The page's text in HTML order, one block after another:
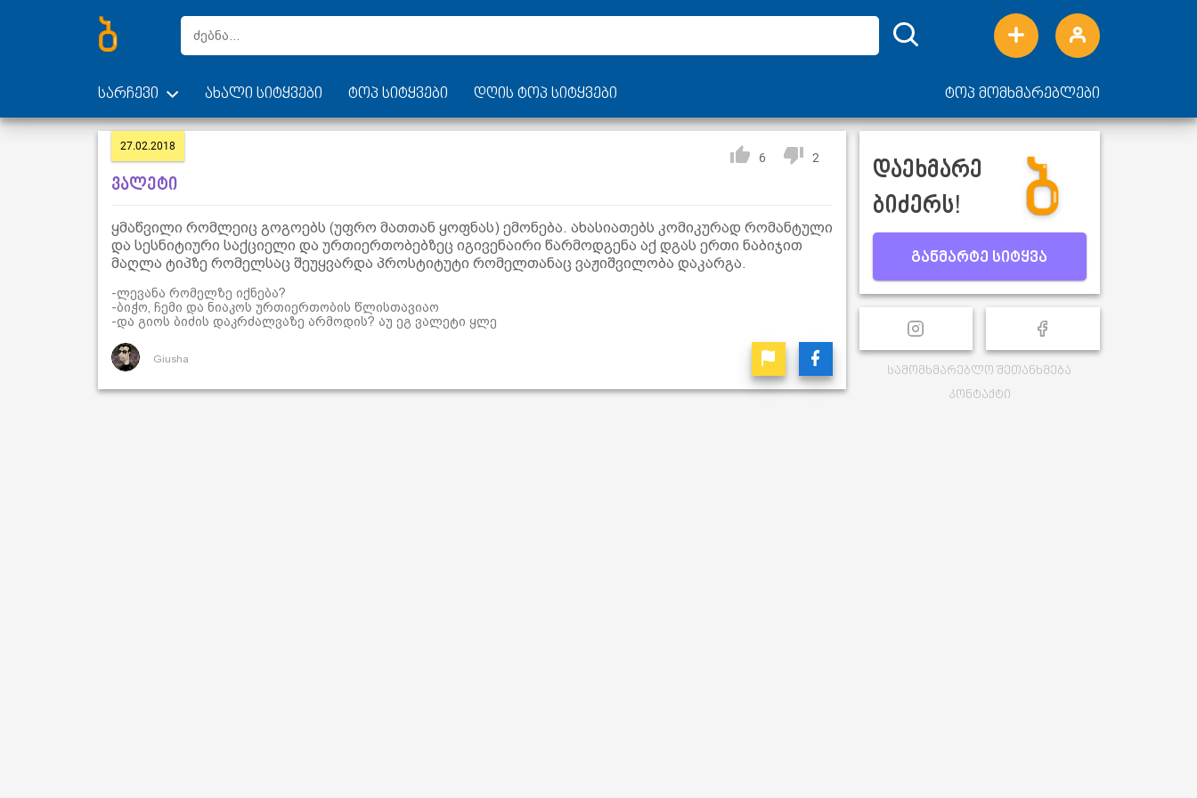
სარჩევი ახალი სიტყვები ტოპ სიტყვები დღის ტოპ სიტყვები ტოპ მომხმარებლები
27.02.2018
6 2
ვალეტი
ყმაწვილი რომლეიც გოგოებს (უფრო მათთან ყოფნას) ემონება. ახასიათებს კომიკურად რომანტული
და სესნიტიური საქციელი და ურთიერთობებზეც იგივენაირი წარმოდგენა აქ დგას ერთი ნაბიჯით
მაღლა ტიპზე რომელსაც შეუყვარდა პროსტიტუტი რომელთანაც ვაჟიშვილობა დაკარგა.
-ლევანა რომელზე იქნება?
-ბიჭო, ჩემი და ნიაკოს ურთიერთობის წლისთავიაო
-და გიოს ბიძის დაკრძალვაზე არმოდის? აუ ეგ ვალეტი ყლე
Giusha
დაეხმარე
ბიძერს!
განმარტე სიტყვა
სამომხმარებლო შეთანხმება
კონტაქტი